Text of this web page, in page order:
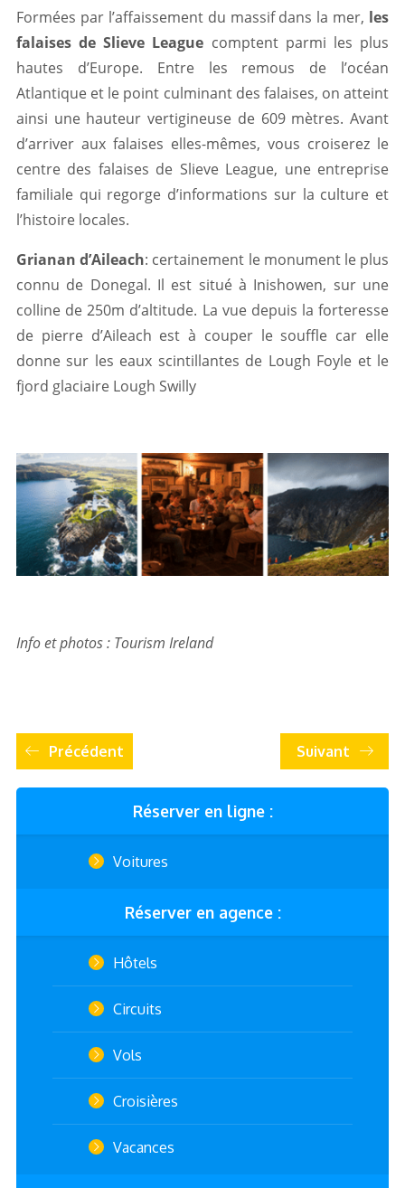
Réserver en ligne :
Voitures
Réserver en agence :
Hôtels
Circuits
Vols
Croisières
Vacances
Formées par l’affaissement du massif dans la mer, les
falaises de Slieve League comptent parmi les plus
hautes d’Europe. Entre les remous de l’océan
Atlantique et le point culminant des falaises, on atteint
ainsi une hauteur vertigineuse de 609 mètres. Avant
d’arriver aux falaises elles-mêmes, vous croiserez le
centre des falaises de Slieve League, une entreprise
familiale qui regorge d’informations sur la culture et
l’histoire locales.
Grianan d’Aileach: certainement le monument le plus
connu de Donegal. Il est situé à Inishowen, sur une
colline de 250m d’altitude. La vue depuis la forteresse
de pierre d’Aileach est à couper le souffle car elle
donne sur les eaux scintillantes de Lough Foyle et le
fjord glaciaire Lough Swilly
Info et photos : Tourism Ireland
Précédent Suivant